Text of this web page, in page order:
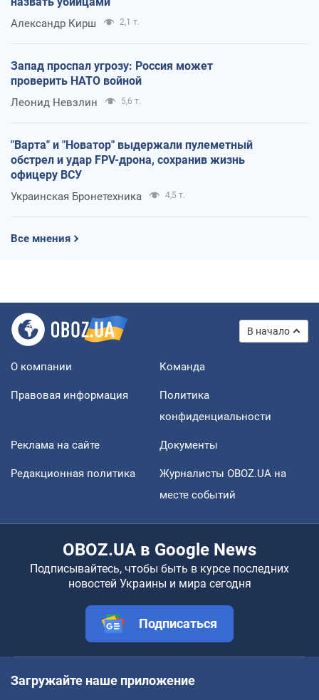
Александр Кирш 2,1 т.
Запад проспал угрозу: Россия может
проверить НАТО войной
Леонид Невзлин 5,6 т.
"Варта" и "Новатор" выдержали пулеметный
обстрел и удар FPV-дрона, сохранив жизнь
офицеру ВСУ
Украинская Бронетехника 4,5 т.
Все мнения
В начало
О компании Команда
Правовая информация
Политика
конфиденциальности
Реклама на сайте Документы
Редакционная политика
Журналисты OBOZ.UA на
месте событий
OBOZ.UA в Google News
Подписывайтесь, чтобы быть в курсе последних
новостей Украины и мира сегодня
Подписаться
Загружайте наше приложение